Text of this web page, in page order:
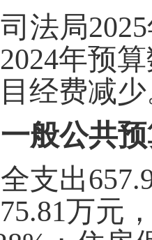
法局2025
2024年预
经费减
一般公共
支出
75.81万元